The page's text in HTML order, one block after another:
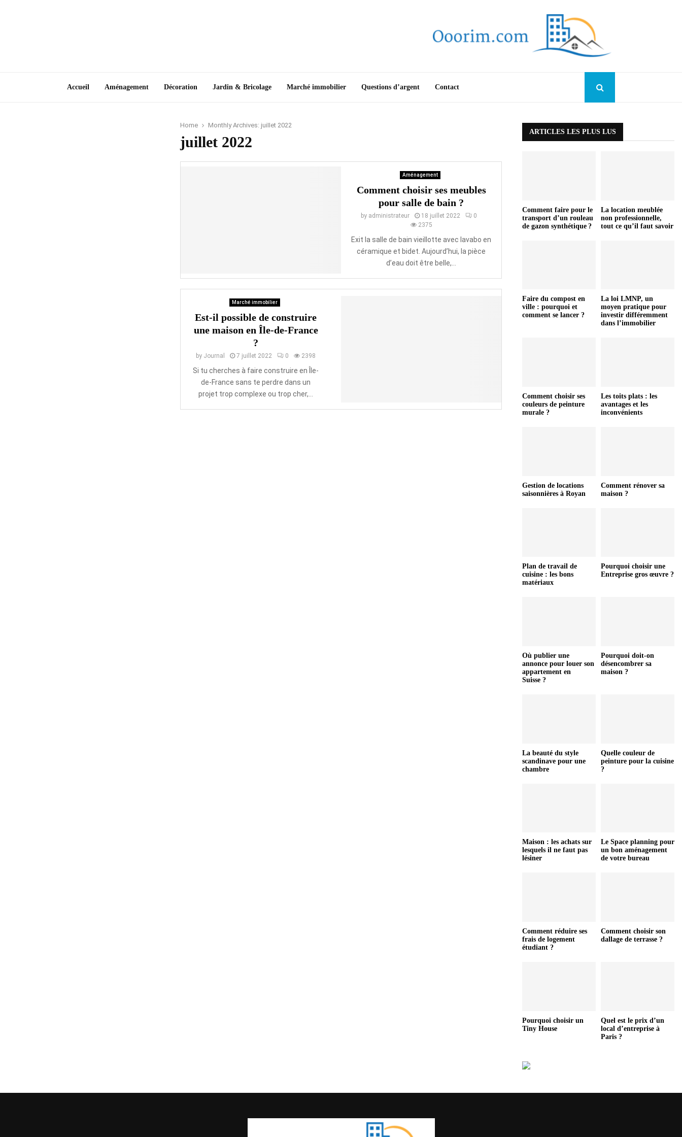
Accueil Aménagement Décoration Jardin & Bricolage Marché immobilier Questions d’argent Contact
Home Monthly Archives: juillet 2022
juillet 2022
Aménagement
Comment choisir ses meubles
pour salle de bain ?
by administrateur 18 juillet 2022
0
2375
Exit la salle de bain vieillotte avec lavabo en
céramique et bidet. Aujourd’hui, la pièce
d’eau doit être belle,...
Marché immobilier
Est-il possible de construire
une maison en Île-de-France
?
by Journal 7 juillet 2022 0 2398
Si tu cherches à faire construire en Île-
de-France sans te perdre dans un
projet trop complexe ou trop cher,...
ARTICLES LES PLUS LUS
Comment faire pour le
transport d’un rouleau
de gazon synthétique ?
La location meublée
non professionnelle,
tout ce qu’il faut savoir
Faire du compost en
ville : pourquoi et
comment se lancer ?
La loi LMNP, un
moyen pratique pour
investir différemment
dans l’immobilier
Comment choisir ses
couleurs de peinture
murale ?
Les toits plats : les
avantages et les
inconvénients
Gestion de locations
saisonnières à Royan
Comment rénover sa
maison ?
Plan de travail de
cuisine : les bons
matériaux
Pourquoi choisir une
Entreprise gros œuvre ?
Où publier une
annonce pour louer son
appartement en
Suisse ?
Pourquoi doit-on
désencombrer sa
maison ?
La beauté du style
scandinave pour une
chambre
Quelle couleur de
peinture pour la cuisine
?
Maison : les achats sur
lesquels il ne faut pas
lésiner
Le Space planning pour
un bon aménagement
de votre bureau
Comment réduire ses
frais de logement
étudiant ?
Comment choisir son
dallage de terrasse ?
Pourquoi choisir un
Tiny House
Quel est le prix d’un
local d’entreprise à
Paris ?